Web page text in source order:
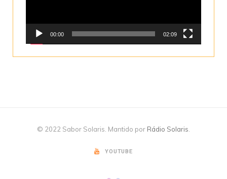
00:00 02:09
© 2022 Sabor Solaris. Mantido por Rádio Solaris.
YOUTUBE